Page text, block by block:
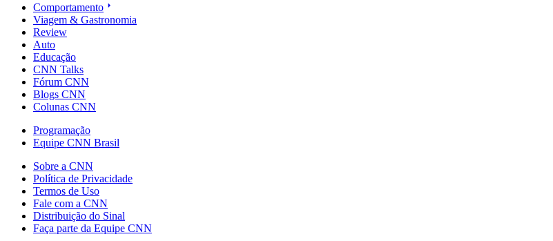
Comportamento
Viagem & Gastronomia
Review
Auto
Educação
CNN Talks
Fórum CNN
Blogs CNN
Colunas CNN
Programação
Equipe CNN Brasil
Sobre a CNN
Política de Privacidade
Termos de Uso
Fale com a CNN
Distribuição do Sinal
Faça parte da Equipe CNN